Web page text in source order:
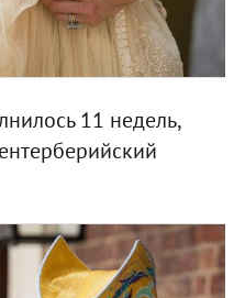
11 недель,